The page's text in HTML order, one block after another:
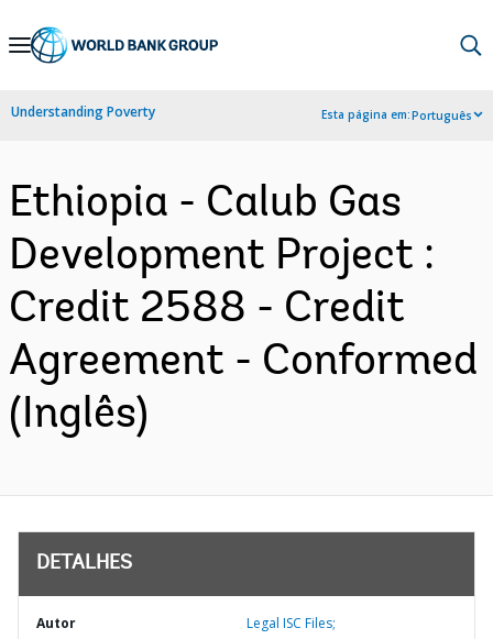
Skip
Navigation
Understanding Poverty Esta página em:Português
Ethiopia - Calub Gas
Development Project :
Credit 2588 - Credit
Agreement - Conformed
(Inglês)
DETALHES
Autor Legal ISC Files;